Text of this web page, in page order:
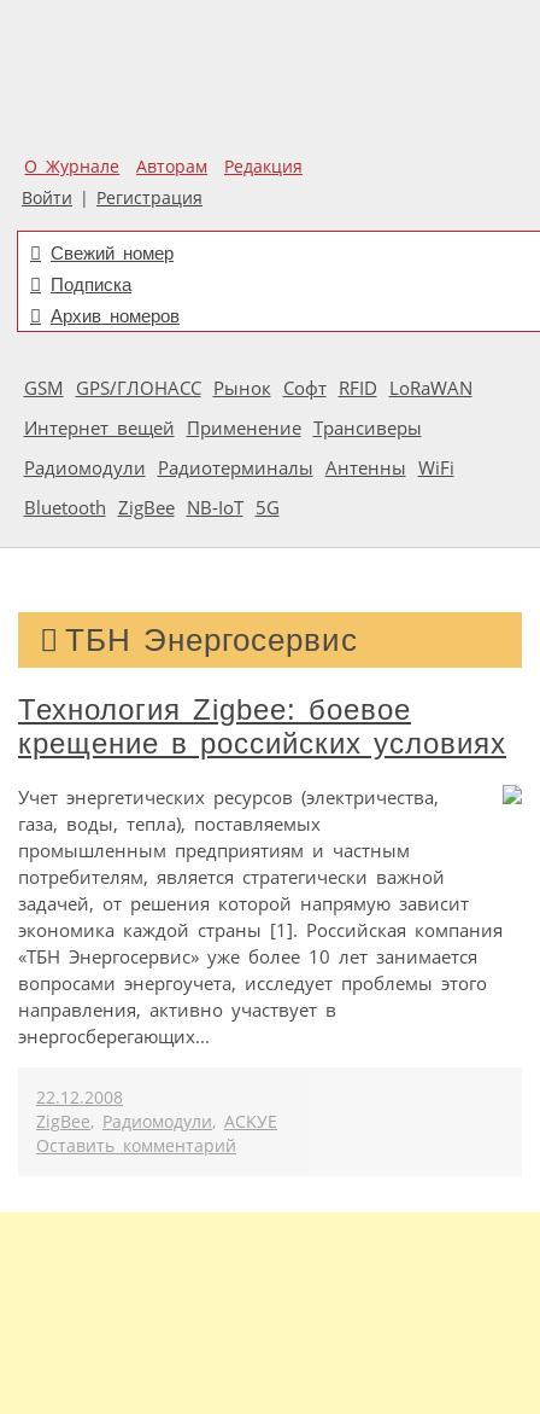
О Журнале Авторам
Редакция
Войти | Регистрация
Свежий номер
Подписка
Архив номеров
GSM GPS/ГЛОНАСС Рынок Софт RFID LoRaWAN
Интернет вещей Применение Трансиверы
Радиомодули Радиотерминалы Антенны WiFi
Bluetooth ZigBee NB-IoT 5G
ТБН Энергосервис
Технология Zigbee: боевое
крещение в российских условиях
Учет энергетических ресурсов (электричества,
газа, воды, тепла), поставляемых
промышленным предприятиям и частным
потребителям, является стратегически важной
задачей, от решения которой напрямую зависит
экономика каждой страны [1]. Российская компания
«ТБН Энергосервис» уже более 10 лет занимается
вопросами энергоучета, исследует проблемы этого
направления, активно участвует в
энергосберегающих...
22.12.2008
ZigBee, Радиомодули, ACKУE
Оставить комментарий